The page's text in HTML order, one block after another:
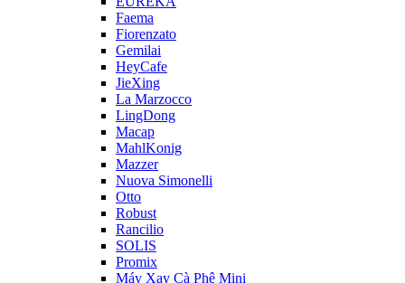
Faema
Fiorenzato
Gemilai
HeyCafe
JieXing
La Marzocco
LingDong
Macap
MahlKonig
Mazzer
Nuova Simonelli
Otto
Robust
Rancilio
SOLIS
Promix
Máy Xay Cà Phê Mini